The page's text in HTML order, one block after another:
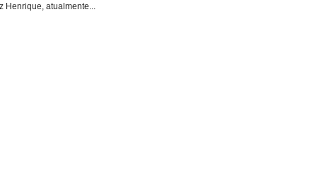
Henrique, atualmente...